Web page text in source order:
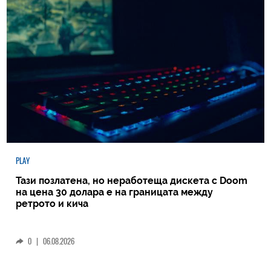
PLAY
Тази позлатена, но неработеща дискета с Doom
на цена 30 долара е на границата между
ретрото и кича
0 | 06.08.2026